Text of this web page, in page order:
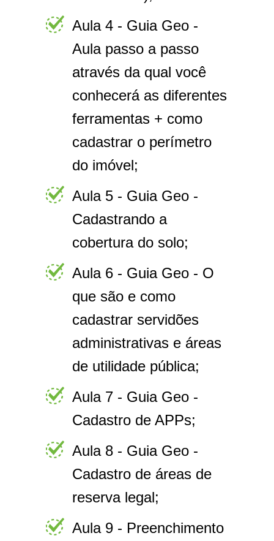
Aula 4 - Guia Geo -
Aula passo a passo
através da qual você
conhecerá as diferentes
ferramentas + como
cadastrar o perímetro
do imóvel;
Aula 5 - Guia Geo -
Cadastrando a
cobertura do solo;
Aula 6 - Guia Geo - O
que são e como
cadastrar servidões
administrativas e áreas
de utilidade pública;
Aula 7 - Guia Geo -
Cadastro de APPs;
Aula 8 - Guia Geo -
Cadastro de áreas de
reserva legal;
Aula 9 - Preenchimento